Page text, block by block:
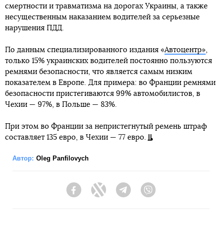
смертности и травматизма на дорогах Украины, а также
несущественным наказанием водителей за серьезные
нарушения ПДД.
По данным специализированного издания «Автоцентр»,
только 15% украинских водителей постоянно пользуются
ремнями безопасности, что является самым низким
показателем в Европе. Для примера: во Франции ремнями
безопасности пристегиваются 99% автомобилистов, в
Чехии — 97%, в Польше — 83%.
При этом во Франции за непристегнутый ремень штраф
составляет 135 евро, в Чехии — 77 евро.
Автор: Oleg Panfilovych
FacebookTwitter Telegram